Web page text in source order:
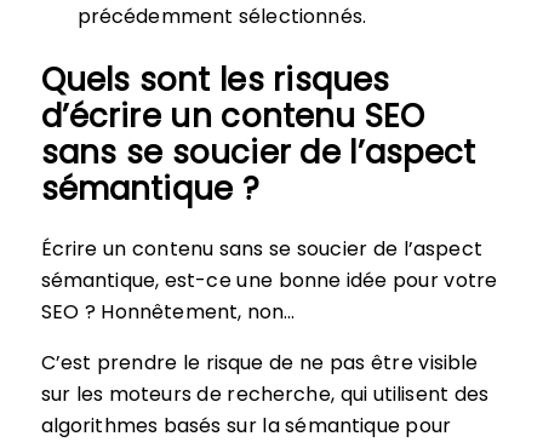
précédemment sélectionnés.
Quels sont les risques
d’écrire un contenu SEO
sans se soucier de l’aspect
sémantique ?
Écrire un contenu sans se soucier de l’aspect
sémantique, est-ce une bonne idée pour votre
SEO ? Honnêtement, non…
C’est prendre le risque de ne pas être visible
sur les moteurs de recherche, qui utilisent des
algorithmes basés sur la sémantique pour